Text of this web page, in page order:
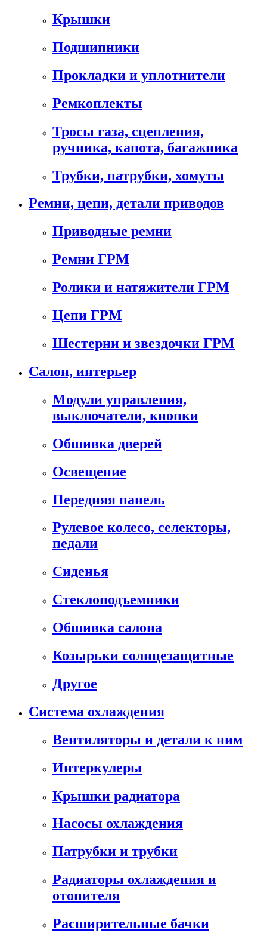
Крышки
Подшипники
Прокладки и уплотнители
Ремкоплекты
Тросы газа, сцепления,
ручника, капота, багажника
Трубки, патрубки, хомуты
Ремни, цепи, детали приводов
Приводные ремни
Ремни ГРМ
Ролики и натяжители ГРМ
Цепи ГРМ
Шестерни и звездочки ГРМ
Салон, интерьер
Модули управления,
выключатели, кнопки
Обшивка дверей
Освещение
Передняя панель
Рулевое колесо, селекторы,
педали
Сиденья
Стеклоподъемники
Обшивка салона
Козырьки солнцезащитные
Другое
Система охлаждения
Вентиляторы и детали к ним
Интеркулеры
Крышки радиатора
Насосы охлаждения
Патрубки и трубки
Радиаторы охлаждения и
отопителя
Расширительные бачки